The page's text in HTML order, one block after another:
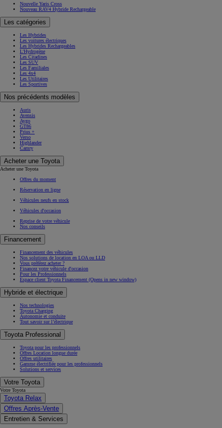
Nouvelle Yaris Cross
Nouveau RAV4 Hybride Rechargeable
Les catégories
Les Hybrides
Les voitures électriques
Les Hybrides Rechargeables
L'Hydrogène
Les Citadines
Les SUV
Les Familiales
Les 4x4
Les Utilitaires
Les Sportives
Nos précédents modèles
Auris
Avensis
Aygo
GT86
Prius +
Verso
Highlander
Camry
Acheter une Toyota
Acheter une Toyota
Offres du moment
Réservation en ligne
Véhicules neufs en stock
Véhicules d'occasion
Reprise de votre véhicule
Nos conseils
Financement
Financement des véhicules
Nos solutions de location en LOA ou LLD
Vous préférez acheter ?
Financez votre véhicule d'occasion
Pour les Professionnels
Espace client Toyota Financement (Opens in new window)
Hybride et électrique
Nos technologies
Toyota Charging
Autonomie et conduite
Tout savoir sur l’électrique
Toyota Professional
Toyota pour les professionnels
Offres Location longue durée
Offres utilitaires
Gamme électrifiée pour les professionnels
Solutions et services
Votre Toyota
Votre Toyota
Toyota Relax
Offres Après-Vente
Entretien & Services